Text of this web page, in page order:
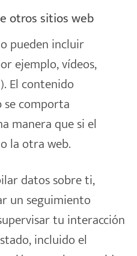
otros sitios web
pueden incluir
ejemplo, vídeos,
El contenido
comporta
manera que si el
la otra web.
datos sobre ti,
un seguimiento
tu interacción
incluido el